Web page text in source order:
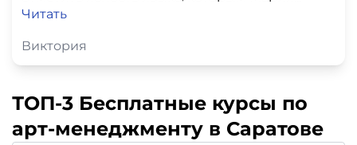
Читать
Виктория
ТОП-3 Бесплатные курсы по
арт-менеджменту в Саратове